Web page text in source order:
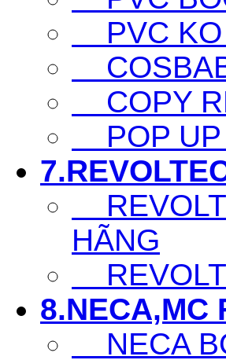
PVC KO
COPY
POP UP
HÃNG
8.NECA,MC
NECA